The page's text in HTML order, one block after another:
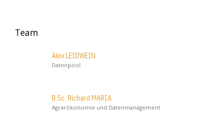
Team
Alex LEIDWEIN
Datenpool
B.Sc. Richard MARIA
Agrarökonomie und Datenmanagement